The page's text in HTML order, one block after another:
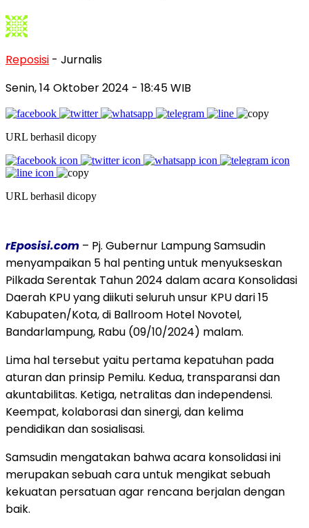
Reposisi - Jurnalis
Senin, 14 Oktober 2024 - 18:45 WIB
URL berhasil dicopy
URL berhasil dicopy
rEposisi.com – Pj. Gubernur Lampung Samsudin
menyampaikan 5 hal penting untuk menyukseskan
Pilkada Serentak Tahun 2024 dalam acara Konsolidasi
Daerah KPU yang diikuti seluruh unsur KPU dari 15
Kabupaten/Kota, di Ballroom Hotel Novotel,
Bandarlampung, Rabu (09/10/2024) malam.
Lima hal tersebut yaitu pertama kepatuhan pada
aturan dan prinsip Pemilu. Kedua, transparansi dan
akuntabilitas. Ketiga, netralitas dan independensi.
Keempat, kolaborasi dan sinergi, dan kelima
pendidikan dan sosialisasi.
Samsudin mengatakan bahwa acara konsolidasi ini
merupakan sebuah cara untuk mengikat sebuah
kekuatan persatuan agar rencana berjalan dengan
baik.